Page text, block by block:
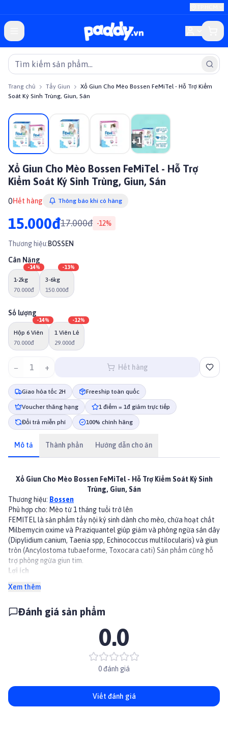
Trang chủ Tẩy Giun
Xổ Giun Cho Mèo Bossen FeMiTel - Hỗ Trợ Kiểm
Soát Ký Sinh Trùng, Giun, Sán
Giảm giá
+1
Xổ Giun Cho Mèo Bossen FeMiTel - Hỗ Trợ
Kiểm Soát Ký Sinh Trùng, Giun, Sán
0Hết hàng Thông báo khi có hàng
15.000đ17.000đ -12%
Thương hiệu:BOSSEN
Cân Nặng
1-2kg
70.000đ
-14%
3-6kg
150.000đ
-13%
Số lượng
Hộp 6 Viên
70.000đ
-14%
1 Viên Lẻ
29.000đ
-12%
− 1 + Hết hàng
Giao hỏa tốc 2H Freeship toàn quốc
Voucher thăng hạng 1 điểm = 1đ giảm trực tiếp
Đổi trả miễn phí 100% chính hãng
Mô tả Thành phần Hướng dẫn cho ăn
Xổ Giun Cho Mèo Bossen FeMiTel - Hỗ Trợ Kiểm Soát Ký Sinh
Trùng, Giun, Sán
Thương hiệu: Bossen
Phù hợp cho: Mèo từ 1 tháng tuổi trở lên
FEMITEL là sản phẩm tẩy nội ký sinh dành cho mèo, chứa hoạt chất
Milbemycin oxime và Praziquantel giúp giảm và phòng ngừa sán dây
(Dipylidium canium, Taenia spp, Echinococcus multilocularis) và giun
tròn (Ancylostoma tubaeforme, Toxocara cati) Sản phẩm cũng hỗ
trợ phòng ngừa giun tim.
Lợi ích
Hỗ trợ phòng ngừa giun tim
thức ăn
#xogiunmeo #chamsocsuckhoethucung #xogiun #Bossen
Xem thêm
Đánh giá sản phẩm
0.0
0 đánh giá
Viết đánh giá